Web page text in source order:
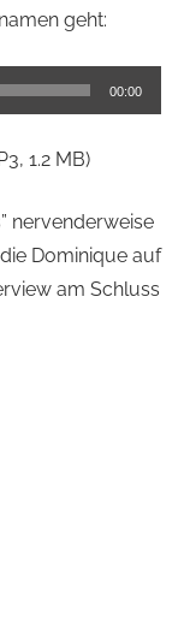
geht:
00:00
1.2 MB)
nervenderweise
Dominique auf
am Schluss